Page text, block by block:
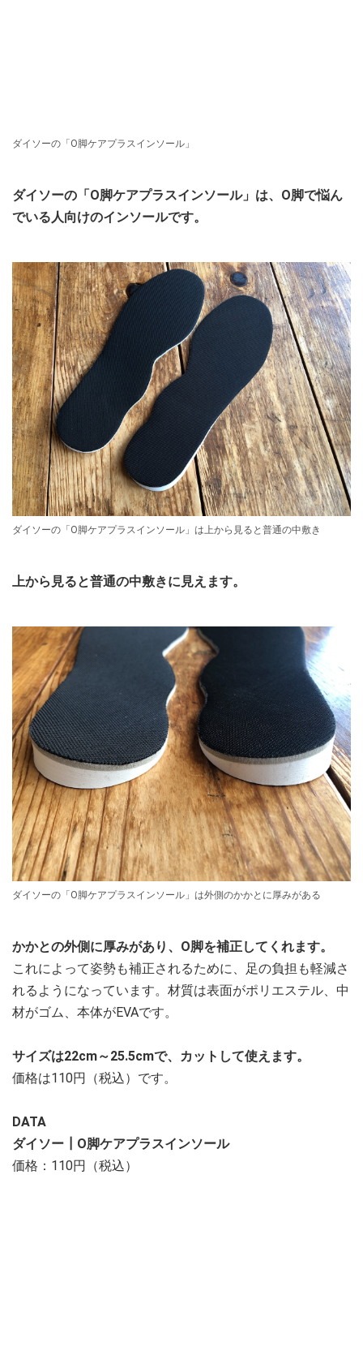
ダイソーの「O脚ケアプラスインソール」
ダイソーの「O脚ケアプラスインソール」は、O脚で悩ん
でいる人向けのインソールです。
ダイソーの「O脚ケアプラスインソール」は上から見ると普通の中敷き
上から見ると普通の中敷きに見えます。
ダイソーの「O脚ケアプラスインソール」は外側のかかとに厚みがある
かかとの外側に厚みがあり、O脚を補正してくれます。
これによって姿勢も補正されるために、足の負担も軽減さ
れるようになっています。材質は表面がポリエステル、中
材がゴム、本体がEVAです。
サイズは22cm～25.5cmで、カットして使えます。
価格は110円（税込）です。
DATA
ダイソー┃O脚ケアプラスインソール
価格：110円（税込）